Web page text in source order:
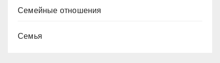
Семейные отношения
Семья